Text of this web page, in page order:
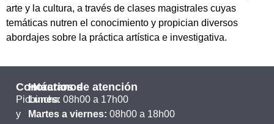
arte y la cultura, a través de clases magistrales cuyas
temáticas nutren el conocimiento y propician diversos
abordajes sobre la práctica artística e investigativa.
Contáctanos
Pichincha
y
Horarios de atención
Lunes: 08h00 a 17h00
Martes a viernes: 08h00 a 18h00